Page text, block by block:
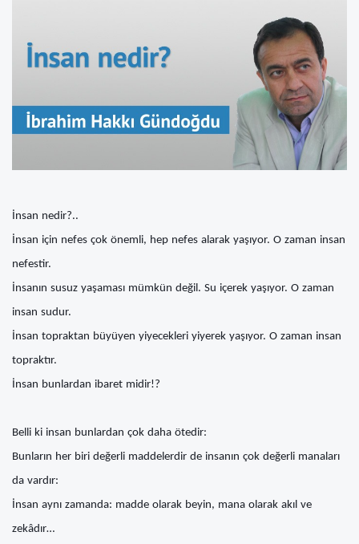
İnsan nedir?..
İnsan için nefes çok önemli, hep nefes alarak yaşıyor. O zaman insan
nefestir.
İnsanın susuz yaşaması mümkün değil. Su içerek yaşıyor. O zaman
insan sudur.
İnsan topraktan büyüyen yiyecekleri yiyerek yaşıyor. O zaman insan
topraktır.
İnsan bunlardan ibaret midir!?
Belli ki insan bunlardan çok daha ötedir:
Bunların her biri değerli maddelerdir de insanın çok değerli manaları
da vardır:
İnsan aynı zamanda: madde olarak beyin, mana olarak akıl ve
zekâdır…